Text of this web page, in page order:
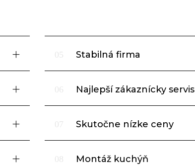
05 Stabilná firma
06 Najlepší zákaznícky servis
07 Skutočne nízke ceny
08 Montáž kuchýň